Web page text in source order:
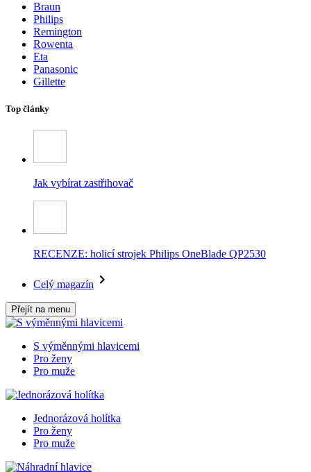
Braun
Philips
Remington
Rowenta
Eta
Panasonic
Gillette
Top články
Jak vybírat zastřihovač
RECENZE: holicí strojek Philips OneBlade QP2530
Celý magazín
Přejít na menu
S výměnnými hlavicemi
Pro ženy
Pro muže
Jednorázová holítka
Pro ženy
Pro muže